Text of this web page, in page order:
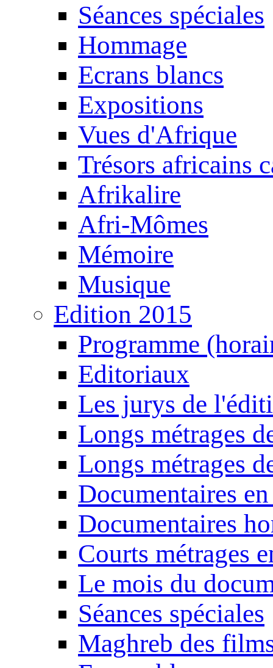
Séances spéciales
Hommage
Ecrans blancs
Expositions
Vues d'Afrique
Trésors africains
Afrikalire
Afri-Mômes
Mémoire
Musique
Edition 2015
Programme
Editoriaux
Les jurys de
Longs métrages
Longs métrages
Documentaires
Documentaires
Courts métrages
Le mois du
Séances spéciales
Maghreb des